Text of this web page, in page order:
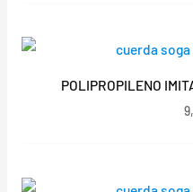
POLIPROPILENO